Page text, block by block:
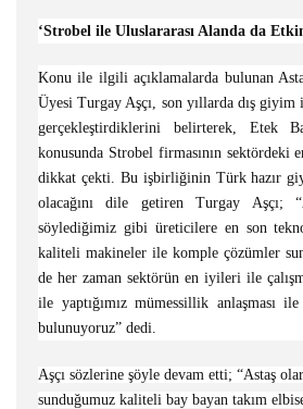
‘Strobel ile Uluslararası Alanda da
Konu ile ilgili açıklamalarda bulunan
Üyesi Turgay Aşçı, son yıllarda dış
gerçekleştirdiklerini belirterek, Etek
konusunda Strobel firmasının sektördeki
dikkat çekti. Bu işbirliğinin Türk hazır
olacağını dile getiren Turgay Aşçı;
söylediğimiz gibi üreticilere en son
kaliteli makineler ile komple çözümler
de her zaman sektörün en iyileri ile
ile yaptığımız mümessillik anlaşması ile
bulunuyoruz” dedi.
Aşçı sözlerine şöyle devam etti; “Astaş
sunduğumuz kaliteli bay bayan takım